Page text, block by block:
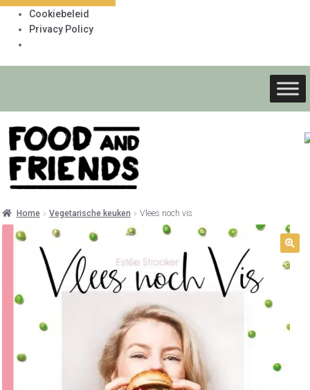
Cookiebeleid
Privacy Policy
Ga
door
naar
Ga
naar
de
Home Vegetarische keuken Vlees noch vis